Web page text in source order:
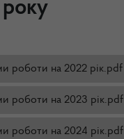
року
роботи на 2022 рік.pdf
роботи на 2023 рік.pdf
роботи на 2024 рік.pdf